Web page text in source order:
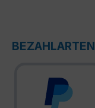
BEZAHLARTEN